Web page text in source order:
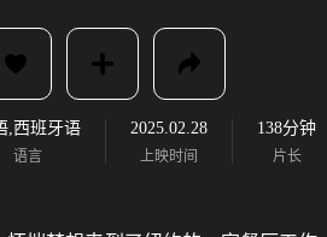
,西班牙语
语言
2025.02.28
上映时间
138分钟
片长